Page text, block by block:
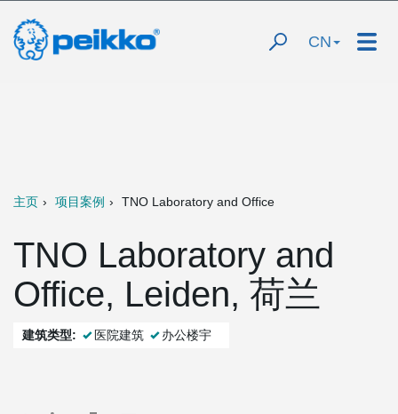
CN
主页 项目案例 TNO Laboratory and Office
TNO Laboratory and
Office, Leiden, 荷兰
建筑类型: 医院建筑 办公楼宇